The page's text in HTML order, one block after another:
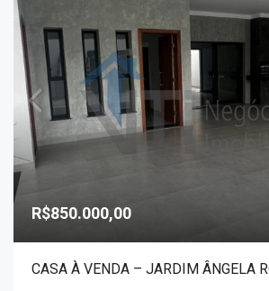
R$850.000,00
CASA À VENDA – JARDIM ÂNGELA